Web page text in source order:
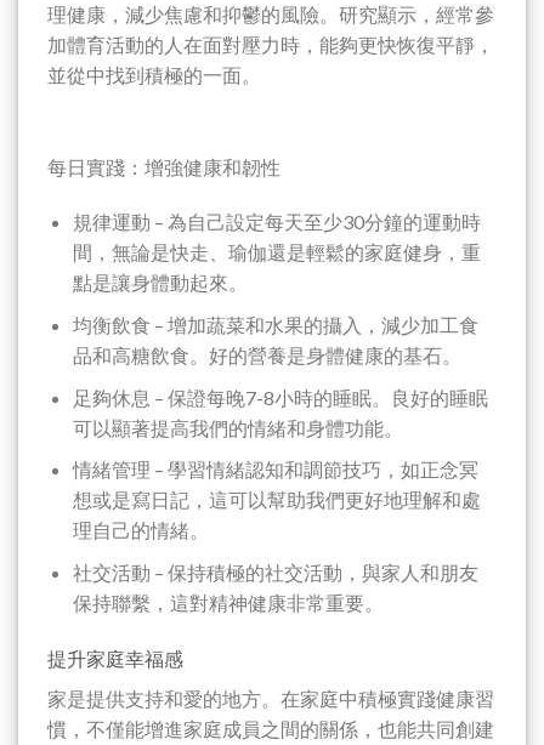
理健康，減少焦慮和抑鬱的風險。研究顯示，經常參
加體育活動的人在面對壓力時，能夠更快恢復平靜，
並從中找到積極的一面。
每日實踐：增強健康和韌性
規律運動 – 為自己設定每天至少30分鐘的運動時
間，無論是快走、瑜伽還是輕鬆的家庭健身，重
點是讓身體動起來。
均衡飲食 – 增加蔬菜和水果的攝入，減少加工食
品和高糖飲食。好的營養是身體健康的基石。
足夠休息 – 保證每晚7-8小時的睡眠。良好的睡眠
可以顯著提高我們的情緒和身體功能。
情緒管理 – 學習情緒認知和調節技巧，如正念冥
想或是寫日記，這可以幫助我們更好地理解和處
理自己的情緒。
社交活動 – 保持積極的社交活動，與家人和朋友
保持聯繫，這對精神健康非常重要。
提升家庭幸福感
家是提供支持和愛的地方。在家庭中積極實踐健康習
慣，不僅能增進家庭成員之間的關係，也能共同創建